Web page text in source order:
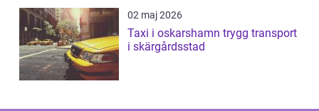
02 maj 2026
Taxi i oskarshamn trygg transport
i skärgårdsstad